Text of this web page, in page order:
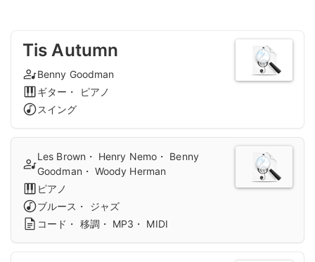
Tis Autumn
Benny Goodman
ギター・ ピアノ
スイング
Les Brown・ Henry Nemo・ Benny
Goodman・ Woody Herman
ピアノ
ブルース・ ジャズ
コード・ 移調・ MP3・ MIDI